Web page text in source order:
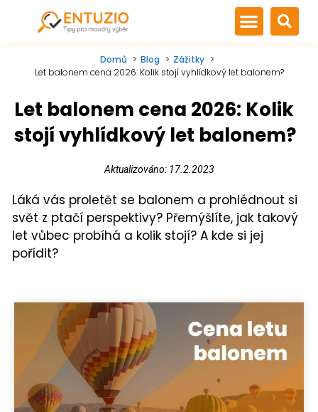
Domů Blog
Zážitky
Let balonem cena 2026: Kolik stojí vyhlídkový let balonem?
Let balonem cena 2026: Kolik
stojí vyhlídkový let balonem?
Aktualizováno: 17.2.2023
Láká vás proletět se balonem a prohlédnout si
svět z ptačí perspektivy? Přemýšlíte, jak takový
let vůbec probíhá a kolik stojí? A kde si jej
pořídit?